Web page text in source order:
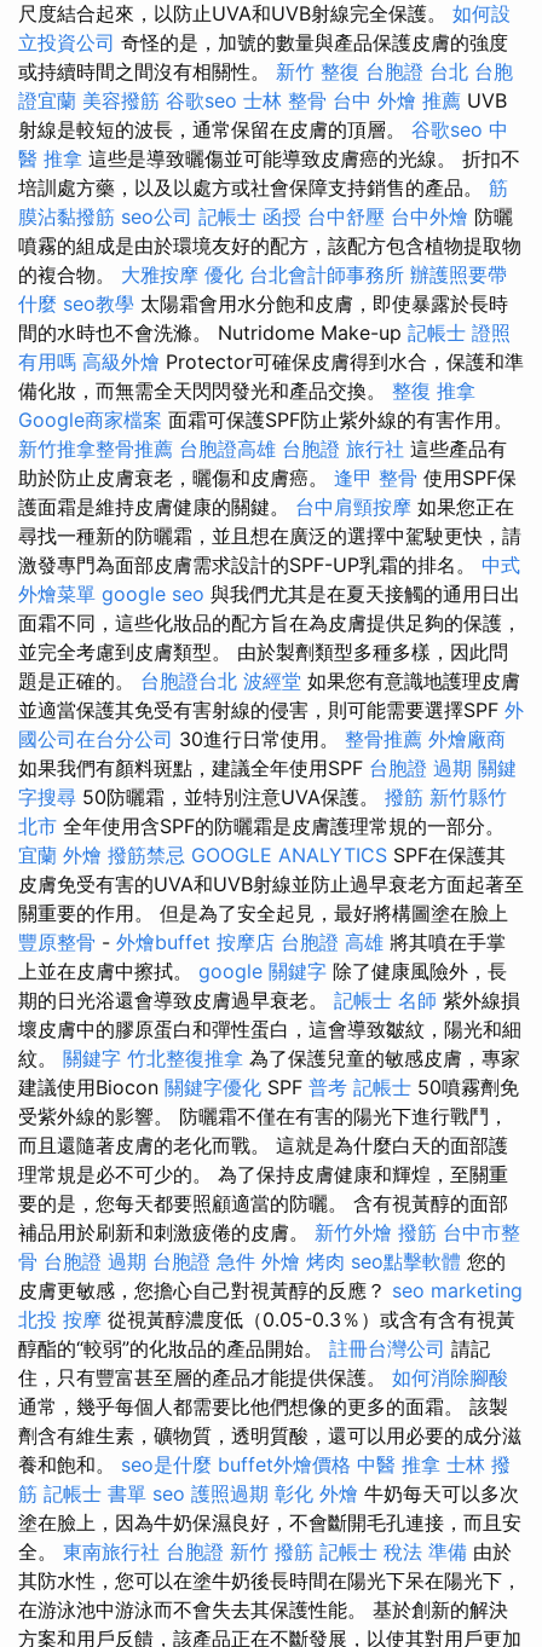
尺度結合起來，以防止UVA和UVB射線完全保護。 如何設
立投資公司 奇怪的是，加號的數量與產品保護皮膚的強度
或持續時間之間沒有相關性。 新竹 整復 台胞證 台北 台胞
證宜蘭 美容撥筋 谷歌seo 士林 整骨 台中 外燴 推薦 UVB
射線是較短的波長，通常保留在皮膚的頂層。 谷歌seo 中
醫 推拿 這些是導致曬傷並可能導致皮膚癌的光線。 折扣不
培訓處方藥，以及以處方或社會保障支持銷售的產品。 筋
膜沾黏撥筋 seo公司 記帳士 函授 台中舒壓 台中外燴 防曬
噴霧的組成是由於環境友好的配方，該配方包含植物提取物
的複合物。 大雅按摩 優化 台北會計師事務所 辦護照要帶
什麼 seo教學 太陽霜會用水分飽和皮膚，即使暴露於長時
間的水時也不會洗滌。 Nutridome Make-up 記帳士 證照
有用嗎 高級外燴 Protector可確保皮膚得到水合，保護和準
備化妝，而無需全天閃閃發光和產品交換。 整復 推拿
Google商家檔案 面霜可保護SPF防止紫外線的有害作用。
新竹推拿整骨推薦 台胞證高雄 台胞證 旅行社 這些產品有
助於防止皮膚衰老，曬傷和皮膚癌。 逢甲 整骨 使用SPF保
護面霜是維持皮膚健康的關鍵。 台中肩頸按摩 如果您正在
尋找一種新的防曬霜，並且想在廣泛的選擇中駕駛更快，請
激發專門為面部皮膚需求設計的SPF-UP乳霜的排名。 中式
外燴菜單 google seo 與我們尤其是在夏天接觸的通用日出
面霜不同，這些化妝品的配方旨在為皮膚提供足夠的保護，
並完全考慮到皮膚類型。 由於製劑類型多種多樣，因此問
題是正確的。 台胞證台北 波經堂 如果您有意識地護理皮膚
並適當保護其免受有害射線的侵害，則可能需要選擇SPF 外
國公司在台分公司 30進行日常使用。 整骨推薦 外燴廠商
如果我們有顏料斑點，建議全年使用SPF 台胞證 過期 關鍵
字搜尋 50防曬霜，並特別注意UVA保護。 撥筋 新竹縣竹
北市 全年使用含SPF的防曬霜是皮膚護理常規的一部分。
宜蘭 外燴 撥筋禁忌 GOOGLE ANALYTICS SPF在保護其
皮膚免受有害的UVA和UVB射線並防止過早衰老方面起著至
關重要的作用。 但是為了安全起見，最好將構圖塗在臉上
豐原整骨 - 外燴buffet 按摩店 台胞證 高雄 將其噴在手掌
上並在皮膚中擦拭。 google 關鍵字 除了健康風險外，長
期的日光浴還會導致皮膚過早衰老。 記帳士 名師 紫外線損
壞皮膚中的膠原蛋白和彈性蛋白，這會導致皺紋，陽光和細
紋。 關鍵字 竹北整復推拿 為了保護兒童的敏感皮膚，專家
建議使用Biocon 關鍵字優化 SPF 普考 記帳士 50噴霧劑免
受紫外線的影響。 防曬霜不僅在有害的陽光下進行戰鬥，
而且還隨著皮膚的老化而戰。 這就是為什麼白天的面部護
理常規是必不可少的。 為了保持皮膚健康和輝煌，至關重
要的是，您每天都要照顧適當的防曬。 含有視黃醇的面部
補品用於刷新和刺激疲倦的皮膚。 新竹外燴 撥筋 台中市整
骨 台胞證 過期 台胞證 急件 外燴 烤肉 seo點擊軟體 您的
皮膚更敏感，您擔心自己對視黃醇的反應？ seo marketing
北投 按摩 從視黃醇濃度低（0.05-0.3％）或含有含有視黃
醇酯的“較弱”的化妝品的產品開始。 註冊台灣公司 請記
住，只有豐富甚至層的產品才能提供保護。 如何消除腳酸
通常，幾乎每個人都需要比他們想像的更多的面霜。 該製
劑含有維生素，礦物質，透明質酸，還可以用必要的成分滋
養和飽和。 seo是什麼 buffet外燴價格 中醫 推拿 士林 撥
筋 記帳士 書單 seo 護照過期 彰化 外燴 牛奶每天可以多次
塗在臉上，因為牛奶保濕良好，不會斷開毛孔連接，而且安
全。 東南旅行社 台胞證 新竹 撥筋 記帳士 稅法 準備 由於
其防水性，您可以在塗牛奶後長時間在陽光下呆在陽光下，
在游泳池中游泳而不會失去其保護性能。 基於創新的解決
方案和用戶反饋，該產品正在不斷發展，以使其對用戶更加